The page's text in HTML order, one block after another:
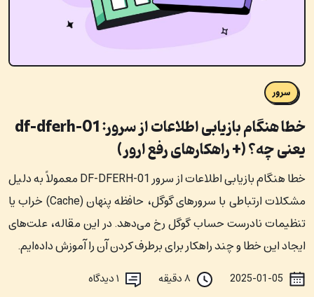
سرور
خطا هنگام بازیابی اطلاعات از سرور: df-dferh-01
یعنی چه؟ (+ راهکارهای رفع ارور)
خطا هنگام بازیابی اطلاعات از سرور DF-DFERH-01 معمولاً به دلیل
مشکلات ارتباطی با سرورهای گوگل، حافظه پنهان (Cache) خراب یا
تنظیمات نادرست حساب گوگل رخ می‌دهد. در این مقاله، علت‌های
ایجاد این خطا و چند راهکار برای برطرف کردن آن را آموزش داده‌ایم.
دیدگاه